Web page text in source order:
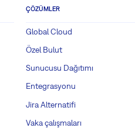
ÇÖZÜMLER
Global Cloud
Özel Bulut
Sunucusu Dağıtımı
Entegrasyonu
Jira Alternatifi
Vaka çalışmaları